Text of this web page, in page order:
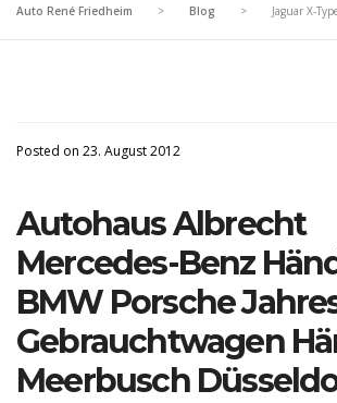
Auto René Friedheim > Blog > Jaguar X-
Posted on 23. August 2012
Autohaus Albrecht
Mercedes-Benz
BMW Porsche
Gebrauchtwagen
Meerbusch